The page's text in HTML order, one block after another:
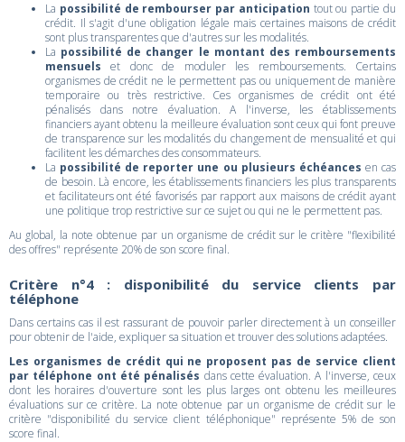
La possibilité de rembourser par anticipation tout ou partie du
crédit. Il s'agit d'une obligation légale mais certaines maisons de crédit
sont plus transparentes que d'autres sur les modalités.
La possibilité de changer le montant des remboursements
mensuels et donc de moduler les remboursements. Certains
organismes de crédit ne le permettent pas ou uniquement de manière
temporaire ou très restrictive. Ces organismes de crédit ont été
pénalisés dans notre évaluation. A l'inverse, les établissements
financiers ayant obtenu la meilleure évaluation sont ceux qui font preuve
de transparence sur les modalités du changement de mensualité et qui
facilitent les démarches des consommateurs.
La possibilité de reporter une ou plusieurs échéances en cas
de besoin. Là encore, les établissements financiers les plus transparents
et facilitateurs ont été favorisés par rapport aux maisons de crédit ayant
une politique trop restrictive sur ce sujet ou qui ne le permettent pas.
Au global, la note obtenue par un organisme de crédit sur le critère "flexibilité
des offres" représente 20% de son score final.
Critère n°4 : disponibilité du service clients par
téléphone
Dans certains cas il est rassurant de pouvoir parler directement à un conseiller
pour obtenir de l'aide, expliquer sa situation et trouver des solutions adaptées.
Les organismes de crédit qui ne proposent pas de service client
par téléphone ont été pénalisés dans cette évaluation. A l'inverse, ceux
dont les horaires d'ouverture sont les plus larges ont obtenu les meilleures
évaluations sur ce critère. La note obtenue par un organisme de crédit sur le
critère "disponibilité du service client téléphonique" représente 5% de son
score final.